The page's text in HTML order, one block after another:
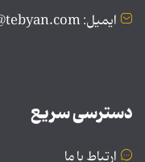
ایمیل: public@tebyan.com
دسترسی سریع
ارتباط با ما